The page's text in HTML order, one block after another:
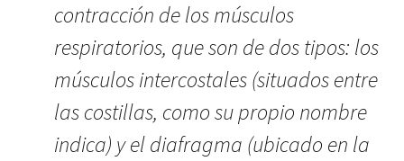
contracción de los músculos
respiratorios, que son de dos tipos: los
músculos intercostales (situados entre
las costillas, como su propio nombre
indica) y el diafragma (ubicado en la